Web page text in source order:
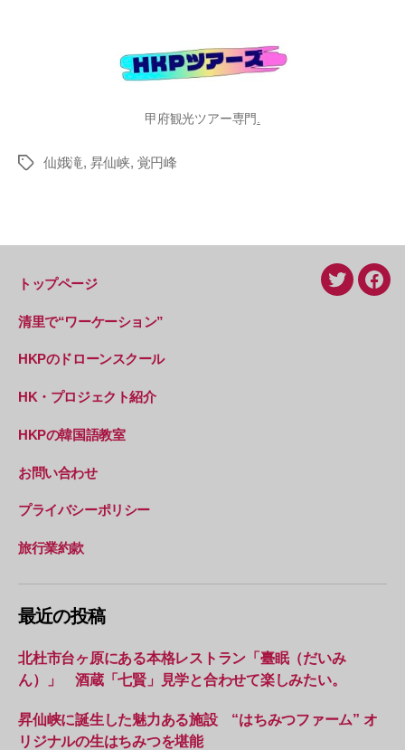
甲府観光ツアー専門
タ
仙娥滝, 昇仙峡, 覚円峰
トップページ
清里で“ワーケーション”
HKPのドローンスクール
HK・プロジェクト紹介
HKPの韓国語教室
お問い合わせ
プライバシーポリシー
旅行業約款
Twitter
最近の投稿
北杜市台ヶ原にある本格レストラン「臺眠（だいみ
ん）」 酒蔵「七賢」見学と合わせて楽しみたい。
昇仙峡に誕生した魅力ある施設 “はちみつファーム” オ
リジナルの生はちみつを堪能